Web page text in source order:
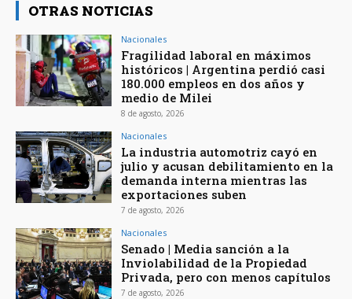
OTRAS NOTICIAS
Nacionales
Fragilidad laboral en máximos
históricos | Argentina perdió casi
180.000 empleos en dos años y
medio de Milei
8 de agosto, 2026
Nacionales
La industria automotriz cayó en
julio y acusan debilitamiento en la
demanda interna mientras las
exportaciones suben
7 de agosto, 2026
Nacionales
Senado | Media sanción a la
Inviolabilidad de la Propiedad
Privada, pero con menos capítulos
7 de agosto, 2026